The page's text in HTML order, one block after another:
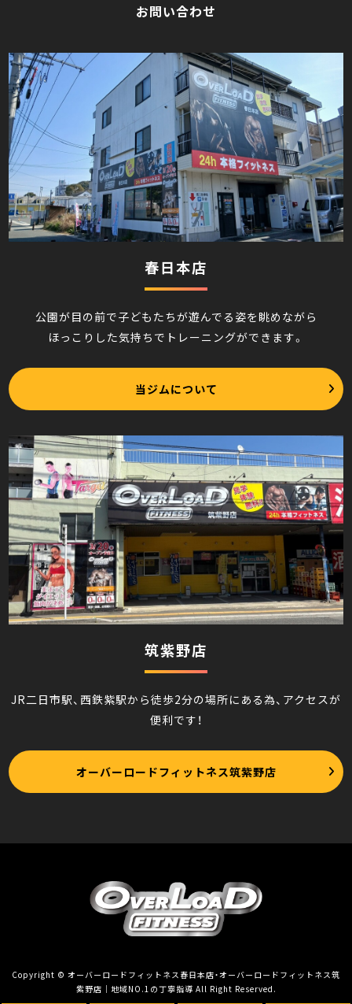
お問い合わせ
春日本店
公園が目の前で子どもたちが遊んでる姿を眺めながら
ほっこりした気持ちでトレーニングができます。
当ジムについて
筑紫野店
JR二日市駅、西鉄紫駅から徒歩2分の場所にある為、アクセスが
便利です！
オーバーロードフィットネス筑紫野店
Copyright © オーバーロードフィットネス春日本店・オーバーロードフィットネス筑
紫野店｜地域NO.1の丁寧指導 All Right Reserved.